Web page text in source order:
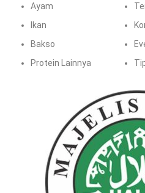
Ayam
Ikan
Bakso
Protein Lainnya